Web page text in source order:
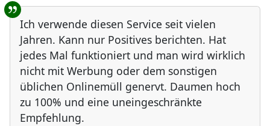
Ich verwende diesen Service seit vielen
Jahren. Kann nur Positives berichten. Hat
jedes Mal funktioniert und man wird wirklich
nicht mit Werbung oder dem sonstigen
üblichen Onlinemüll genervt. Daumen hoch
zu 100% und eine uneingeschränkte
Empfehlung.